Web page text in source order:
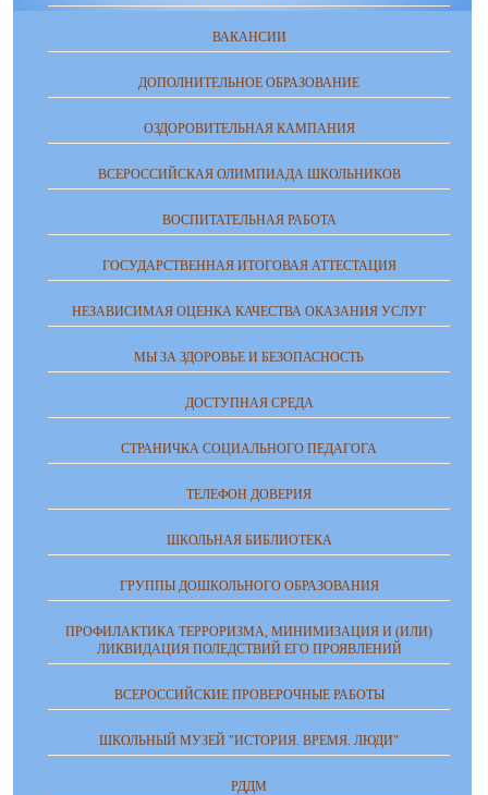
ВАКАНСИИ
ДОПОЛНИТЕЛЬНОЕ ОБРАЗОВАНИЕ
ОЗДОРОВИТЕЛЬНАЯ КАМПАНИЯ
ВСЕРОССИЙСКАЯ ОЛИМПИАДА ШКОЛЬНИКОВ
ВОСПИТАТЕЛЬНАЯ РАБОТА
ГОСУДАРСТВЕННАЯ ИТОГОВАЯ АТТЕСТАЦИЯ
НЕЗАВИСИМАЯ ОЦЕНКА КАЧЕСТВА ОКАЗАНИЯ УСЛУГ
МЫ ЗА ЗДОРОВЬЕ И БЕЗОПАСНОСТЬ
ДОСТУПНАЯ СРЕДА
СТРАНИЧКА СОЦИАЛЬНОГО ПЕДАГОГА
ТЕЛЕФОН ДОВЕРИЯ
ШКОЛЬНАЯ БИБЛИОТЕКА
ГРУППЫ ДОШКОЛЬНОГО ОБРАЗОВАНИЯ
ПРОФИЛАКТИКА ТЕРРОРИЗМА, МИНИМИЗАЦИЯ И (ИЛИ)
ЛИКВИДАЦИЯ ПОЛЕДСТВИЙ ЕГО ПРОЯВЛЕНИЙ
ВСЕРОССИЙСКИЕ ПРОВЕРОЧНЫЕ РАБОТЫ
ШКОЛЬНЫЙ МУЗЕЙ "ИСТОРИЯ. ВРЕМЯ. ЛЮДИ"
РДДМ